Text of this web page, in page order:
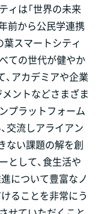
ィは「世界の未来
前から公民学連携
葉スマートシティ
ての世代が健やか
、アカデミアや企業
メントなどさまざま
プラットフォーム
交流しアライアン
ない課題の解を創
として、食生活や
について豊富なノ
ることを非常にう